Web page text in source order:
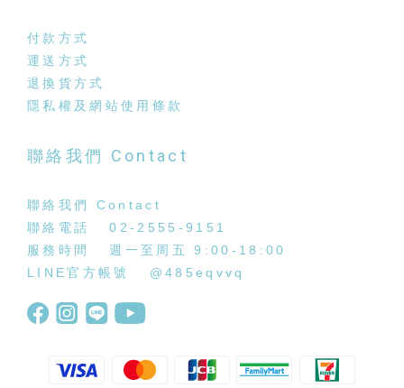
付款方式
運送方式
退換貨方式
隱私權及網站使用條款
聯絡我們 Contact
聯絡我們 Contact
聯絡電話 02-2555-9151
服務時間 週一至周五 9:00-18:00
LINE官方帳號 @485eqvvq